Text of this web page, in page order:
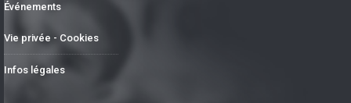
Événements
Vie privée - Cookies
Infos légales